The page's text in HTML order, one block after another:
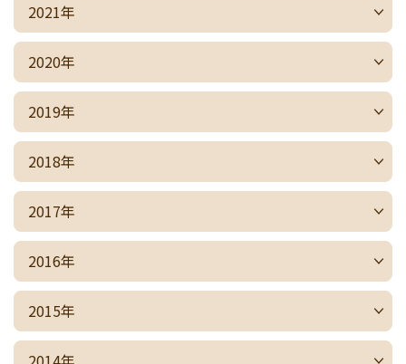
2021年
2020年
2019年
2018年
2017年
2016年
2015年